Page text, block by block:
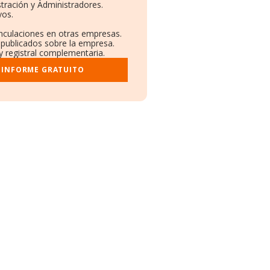
y Administradores.
en otras empresas.
sobre la empresa.
registral complementaria.
GRATUITO